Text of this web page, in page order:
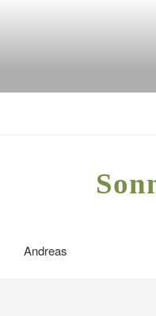
DEUTSCHE
Andreas